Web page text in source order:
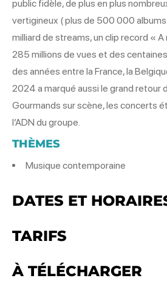
public fidèle, de plus en plus
vertigineux ( plus de 500 000 albums
milliard de streams, un clip record «
285 millions de vues et des
des années entre la France, la
2024 a marqué aussi le grand retour
Gourmands sur scène, les concerts
l’ADN du groupe.
THÈMES
Musique contemporaine
DATES ET
TARIFS
À TÉLÉCHARGER